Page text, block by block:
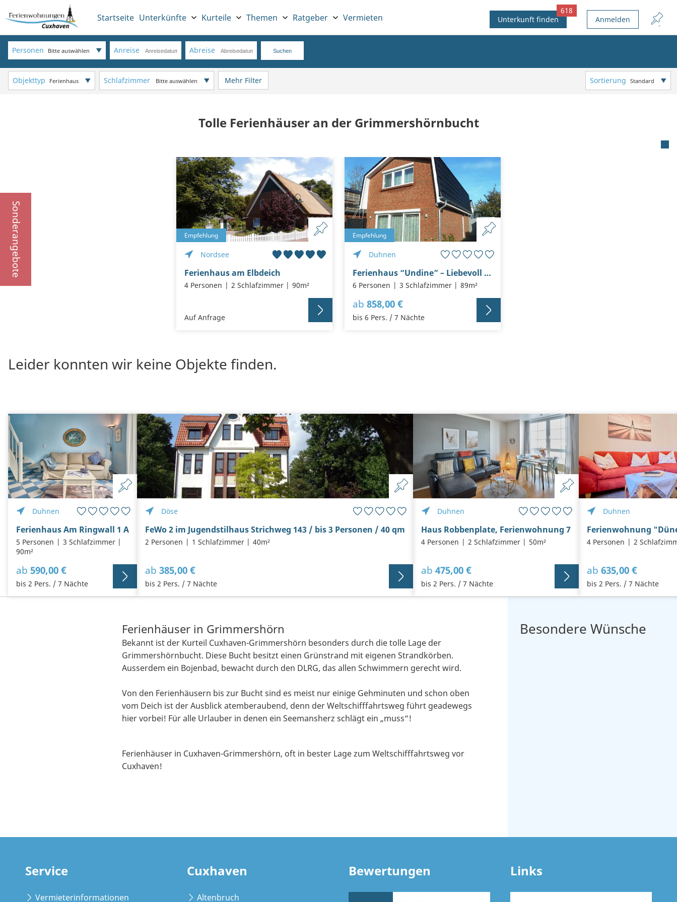
Sonderangebote
Startseite Unterkünfte Kurteile Themen Ratgeber Vermieten Unterkunft finden
618
Anmelden
Personen Bitte auswählen Anreise Abreise
Objekttyp Ferienhaus Schlafzimmer Bitte auswählen Mehr Filter Sortierung Standard
Tolle Ferienhäuser an der Grimmershörnbucht
Nordsee
Empfehlung
Ferienhaus am Elbdeich
4 Personen 2 Schlafzimmer 90m²
Auf Anfrage
Duhnen
Empfehlung
Ferienhaus “Undine” – Liebevoll und hochwertig eingerichtet
6 Personen 3 Schlafzimmer 89m²
ab 858,00 €
bis 6 Pers. / 7 Nächte
Leider konnten wir keine Objekte finden.
Duhnen
Ferienhaus Am Ringwall 1 A
5 Personen
3 Schlafzimmer
90m²
ab 590,00 €
bis 2 Pers. / 7 Nächte
Döse
FeWo 2 im Jugendstilhaus Strichweg 143 / bis 3 Personen / 40 qm
2 Personen 1 Schlafzimmer 40m²
ab 385,00 €
bis 2 Pers. / 7 Nächte
Duhnen
Haus Robbenplate, Ferienwohnung 7
4 Personen 2 Schlafzimmer 50m²
ab 475,00 €
bis 2 Pers. / 7 Nächte
Duhnen
Ferienwohnung
4 Personen 2
ab 635,00 €
bis 2 Pers. / 7 Nächte
Ferienhäuser in Grimmershörn
Bekannt ist der Kurteil Cuxhaven-Grimmershörn besonders durch die tolle Lage der
Grimmershörnbucht. Diese Bucht besitzt einen Grünstrand mit eigenen Strandkörben.
Ausserdem ein Bojenbad, bewacht durch den DLRG, das allen Schwimmern gerecht wird.
Von den Ferienhäusern bis zur Bucht sind es meist nur einige Gehminuten und schon oben
vom Deich ist der Ausblick atemberaubend, denn der Weltschifffahrtsweg führt geadewegs
hier vorbei! Für alle Urlauber in denen ein Seemansherz schlägt ein „muss“!
Ferienhäuser in Cuxhaven-Grimmershörn, oft in bester Lage zum Weltschifffahrtsweg vor
Cuxhaven!
Besondere Wünsche
Service
Vermieterinformationen
Cuxhaven
Altenbruch
Bewertungen Links